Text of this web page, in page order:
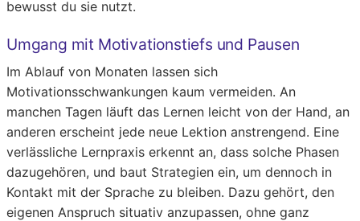
bewusst du sie nutzt.
Umgang mit Motivationstiefs und Pausen
Im Ablauf von Monaten lassen sich
Motivationsschwankungen kaum vermeiden. An
manchen Tagen läuft das Lernen leicht von der Hand, an
anderen erscheint jede neue Lektion anstrengend. Eine
verlässliche Lernpraxis erkennt an, dass solche Phasen
dazugehören, und baut Strategien ein, um dennoch in
Kontakt mit der Sprache zu bleiben. Dazu gehört, den
eigenen Anspruch situativ anzupassen, ohne ganz